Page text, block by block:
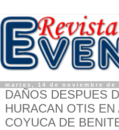
martes, 14 de noviembre de
DAÑOS DESPUES
HURACAN OTIS
COYUCA DE